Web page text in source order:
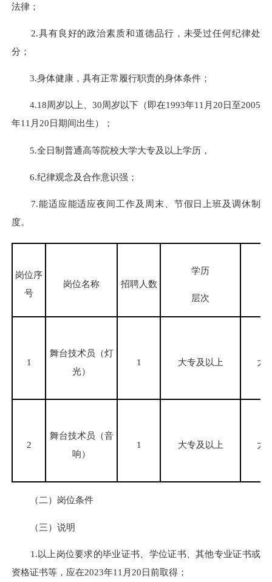
法律；
2.具有良好的政治素质和道德品行，未受过任何纪律处
分；
3.身体健康，具有正常履行职责的身体条件；
4.18周岁以上、30周岁以下（即在1993年11月20日至2005
年11月20日期间出生）；
5.全日制普通高等院校大学大专及以上学历，
6.纪律观念及合作意识强；
7.能适应能适应夜间工作及周末、节假日上班及调休制
度。
岗位序
号
岗位名称 招聘人数
学历
层次
1
舞台技术员（灯
光）
1 大专及以上 大
2
舞台技术员（音
响）
1 大专及以上 大
（二）岗位条件
（三）说明
1.以上岗位要求的毕业证书、学位证书、其他专业证书或
资格证书等，应在2023年11月20日前取得；